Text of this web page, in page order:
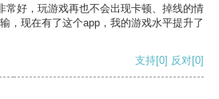
常好，玩游戏再也不会出现卡顿、掉线的情
，现在有了这个app，我的游戏水平提升了
支持[0] 反对[0]